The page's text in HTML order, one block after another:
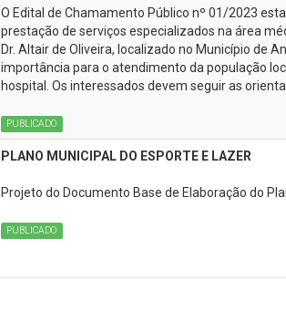
O Edital de Chamamento Público nº 01/2023
prestação de serviços especializados na área
Dr. Altair de Oliveira, localizado no Município de
importância para o atendimento da população
hospital. Os interessados devem seguir as
PUBLICADO
PLANO MUNICIPAL DO ESPORTE E LAZER
Projeto do Documento Base de Elaboração do
PUBLICADO